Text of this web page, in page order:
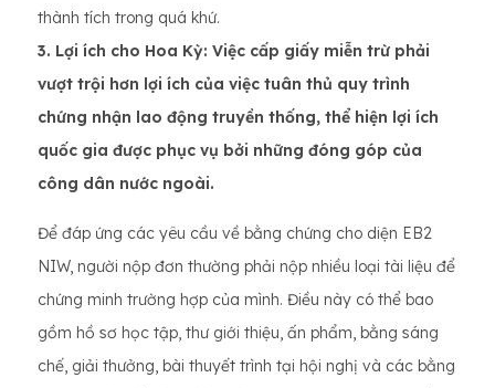
thành tích trong quá khứ.
3. Lợi ích cho Hoa Kỳ: Việc cấp giấy miễn trừ phải
vượt trội hơn lợi ích của việc tuân thủ quy trình
chứng nhận lao động truyền thống, thể hiện lợi ích
quốc gia được phục vụ bởi những đóng góp của
công dân nước ngoài.
Để đáp ứng các yêu cầu về bằng chứng cho diện EB2
NIW, người nộp đơn thường phải nộp nhiều loại tài liệu để
chứng minh trường hợp của mình. Điều này có thể bao
gồm hồ sơ học tập, thư giới thiệu, ấn phẩm, bằng sáng
chế, giải thưởng, bài thuyết trình tại hội nghị và các bằng